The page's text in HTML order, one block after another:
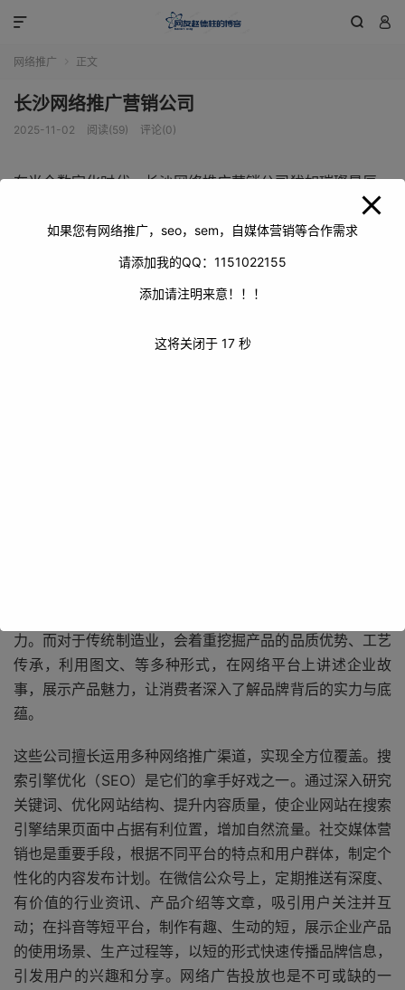
 

网络推广 正文
长沙网络推广营销公司
2025-11-02 阅读(59) 评论(0)
在当今数字化时代，长沙网络推广营销公司犹如璀璨星辰，
照亮了企业前行的网络之路。它们凭借专业的技能与敏锐的
市场洞察力，为各类企业打造独特的营销方案，助力企业在
激烈的市场竞争中脱颖而出。
力。而对于传统制造业，会着重挖掘产品的品质优势、工艺
传承，利用图文、等多种形式，在网络平台上讲述企业故
事，展示产品魅力，让消费者深入了解品牌背后的实力与底
蕴。
这些公司擅长运用多种网络推广渠道，实现全方位覆盖。搜
索引擎优化（SEO）是它们的拿手好戏之一。通过深入研究
关键词、优化网站结构、提升内容质量，使企业网站在搜索
引擎结果页面中占据有利位置，增加自然流量。社交媒体营
销也是重要手段，根据不同平台的特点和用户群体，制定个
性化的内容发布计划。在微信公众号上，定期推送有深度、
有价值的行业资讯、产品介绍等文章，吸引用户关注并互
动；在抖音等短平台，制作有趣、生动的短，展示企业产品
的使用场景、生产过程等，以短的形式快速传播品牌信息，
引发用户的兴趣和分享。网络广告投放也是不可或缺的一
如果您有网络推广，seo，sem，自媒体营销等合作需求
请添加我的QQ：1151022155
添加请注明来意！！！
这将关闭于 16 秒